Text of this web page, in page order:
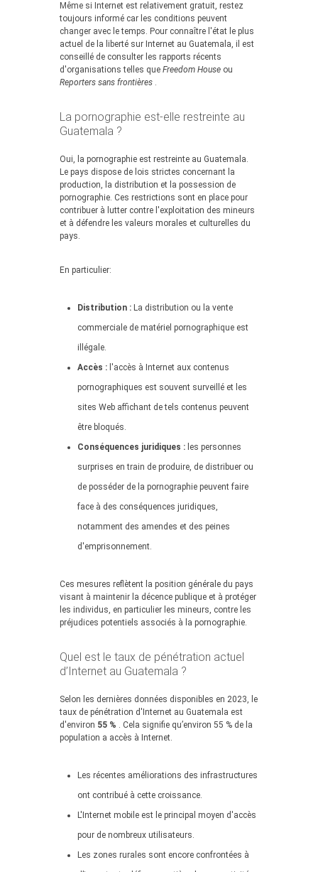
Même si Internet est relativement gratuit, restez
toujours informé car les conditions peuvent
changer avec le temps. Pour connaître l'état le plus
actuel de la liberté sur Internet au Guatemala, il est
conseillé de consulter les rapports récents
d'organisations telles que Freedom House ou
Reporters sans frontières .
La pornographie est-elle restreinte au
Guatemala ?
Oui, la pornographie est restreinte au Guatemala.
Le pays dispose de lois strictes concernant la
production, la distribution et la possession de
pornographie. Ces restrictions sont en place pour
contribuer à lutter contre l'exploitation des mineurs
et à défendre les valeurs morales et culturelles du
pays.
En particulier:
Distribution : La distribution ou la vente
commerciale de matériel pornographique est
illégale.
Accès : l'accès à Internet aux contenus
pornographiques est souvent surveillé et les
sites Web affichant de tels contenus peuvent
être bloqués.
Conséquences juridiques : les personnes
surprises en train de produire, de distribuer ou
de posséder de la pornographie peuvent faire
face à des conséquences juridiques,
notamment des amendes et des peines
d'emprisonnement.
Ces mesures reflètent la position générale du pays
visant à maintenir la décence publique et à protéger
les individus, en particulier les mineurs, contre les
préjudices potentiels associés à la pornographie.
Quel est le taux de pénétration actuel
d’Internet au Guatemala ?
Selon les dernières données disponibles en 2023, le
taux de pénétration d'Internet au Guatemala est
d'environ 55 % . Cela signifie qu’environ 55 % de la
population a accès à Internet.
Les récentes améliorations des infrastructures
ont contribué à cette croissance.
L'Internet mobile est le principal moyen d'accès
pour de nombreux utilisateurs.
Les zones rurales sont encore confrontées à